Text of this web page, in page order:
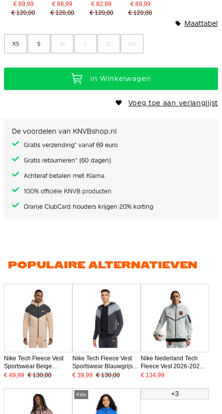
€ 89,99
€ 120,00
€ 88,99
€ 120,00
€ 82,99
€ 120,00
€ 89,99
€ 120,00
XS S M L XL XXL
Maattabel
In Winkelwagen
Voeg toe aan verlanglijst
De voordelen van KNVBshop.nl
Gratis verzending* vanaf 69 euro
Gratis retourneren* (60 dagen)
Achteraf betalen met Klarna
100% officiële KNVB producten
Oranje ClubCard houders krijgen 20% korting
POPULAIRE ALTERNATIEVEN
Nike Tech Fleece Vest
Sportswear Beige
Donkergrijs Zilver Zwart
€ 49,99 € 130,00
Nike Tech Fleece Vest
Sportswear Blauwgrijs
Donkergrijs Oranje
€ 39,99 € 130,00
Nike Nederland Tech
Fleece Vest 2026-2028
Lichtgrijs Zwart Oranje
€ 134,99
Kids +3